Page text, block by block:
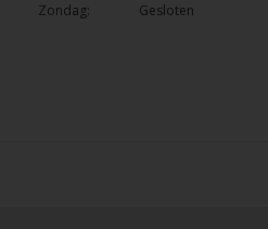
Zondag:
Gesloten